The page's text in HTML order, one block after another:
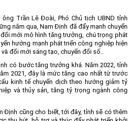
Trần Lê Đoài, Phó Chủ tịch UBND tỉnh
năm qua, Nam Định đã đẩy mạnh chuyển
mới mô hình tăng trưởng, chú trọng phát
hướng mạnh phát triển công nghiệp hiện
đổi mới sáng tạo, chuyển đổi số..
có bước tăng trưởng khá. Năm 2022, tỉnh
2021, đây là mức tăng cao nhất từ trước
kinh tế chuyển dịch theo hướng giảm tỷ
và thủy sản, tăng tỷ trọng ngành công
Định cũng cho biết, tới đây, tỉnh sẽ có thêm